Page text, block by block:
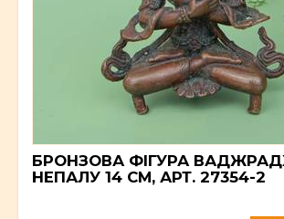
БРОНЗОВА ФІГУРА
НЕПАЛУ 14 СМ, АРТ. 27354-2